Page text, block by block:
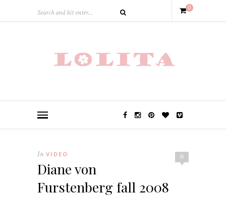
0
0
In VIDEO
Diane von
Furstenberg fall 2008